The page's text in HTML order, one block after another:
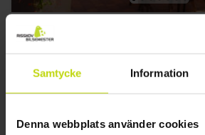
Samtycke Information
Denna webbplats använder cookies
Härliga semester nära Holland
Hotel Zur Linde Heede
Bremen
Inkl. 3-rättersmeny